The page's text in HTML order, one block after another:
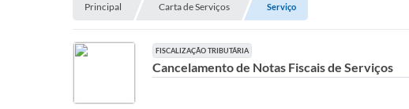
Principal Carta de Serviços Serviço
FISCALIZAÇÃO TRIBUTÁRIA
Cancelamento de Notas Fiscais de Serviços